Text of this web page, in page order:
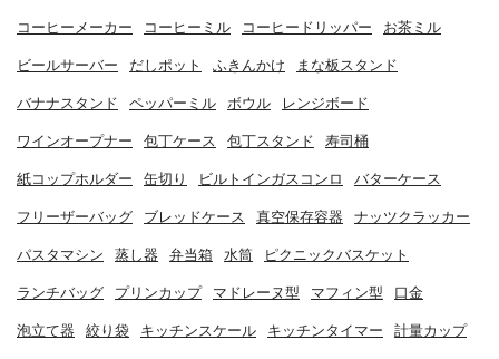
コーヒーメーカー コーヒーミル コーヒードリッパー お茶ミル
ビールサーバー だしポット ふきんかけ まな板スタンド
バナナスタンド ペッパーミル ボウル レンジボード
ワインオープナー 包丁ケース 包丁スタンド 寿司桶
紙コップホルダー 缶切り ビルトインガスコンロ バターケース
フリーザーバッグ ブレッドケース 真空保存容器 ナッツクラッカー
パスタマシン 蒸し器 弁当箱 水筒 ピクニックバスケット
ランチバッグ プリンカップ マドレーヌ型 マフィン型 口金
泡立て器 絞り袋 キッチンスケール キッチンタイマー 計量カップ